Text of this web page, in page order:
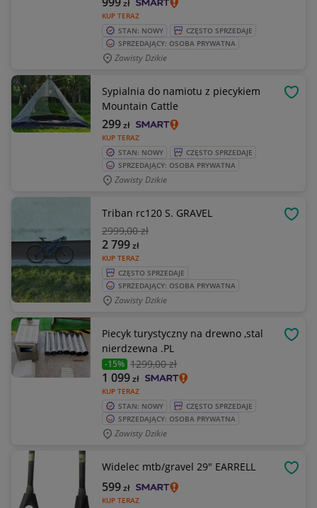
KUP TERAZ
zł
STAN: NOWY
CZĘSTO SPRZEDAJE
SPRZEDAJĄCY: OSOBA PRYWATNA
Zawisty Dzikie
Sypialnia do namiotu z piecykiem
Mountain Cattle
KUP TERAZ
299zł
STAN: NOWY
CZĘSTO SPRZEDAJE
SPRZEDAJĄCY: OSOBA PRYWATNA
Zawisty Dzikie
Triban rc120 S. GRAVEL
2999,00 zł
KUP TERAZ
2 799zł
CZĘSTO SPRZEDAJE
SPRZEDAJĄCY: OSOBA PRYWATNA
Zawisty Dzikie
Piecyk turystyczny na drewno ,stal
nierdzewna .PL
-15% 1299,00 zł
KUP TERAZ
1 099zł
STAN: NOWY
CZĘSTO SPRZEDAJE
SPRZEDAJĄCY: OSOBA PRYWATNA
Zawisty Dzikie
Widelec mtb/gravel 29" EARRELL
KUP TERAZ
599zł